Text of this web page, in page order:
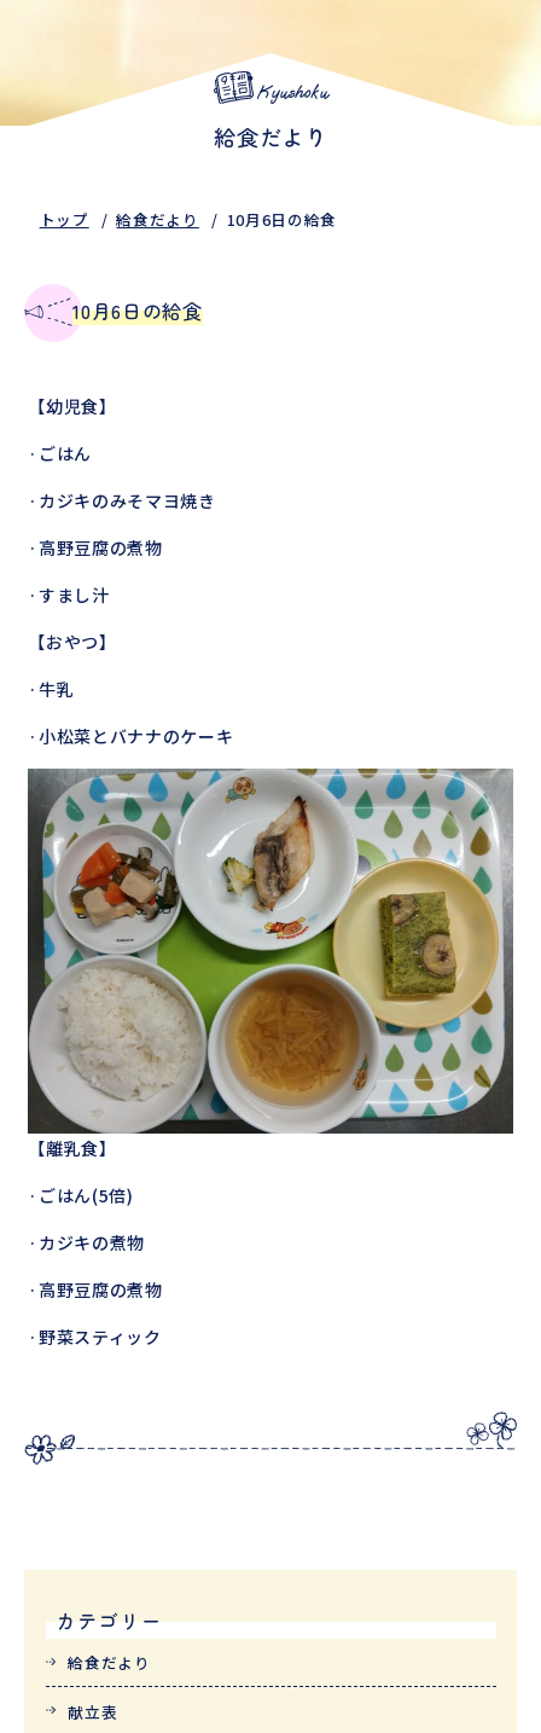
Kyushoku
給食だより
トップ 給食だより 10月6日の給食
10月6日の給食
【幼児食】
·ごはん
·カジキのみそマヨ焼き
·高野豆腐の煮物
·すまし汁
【おやつ】
·牛乳
·小松菜とバナナのケーキ
【離乳食】
·ごはん(5倍)
·カジキの煮物
·高野豆腐の煮物
·野菜スティック
カテゴリー
給食だより
献立表